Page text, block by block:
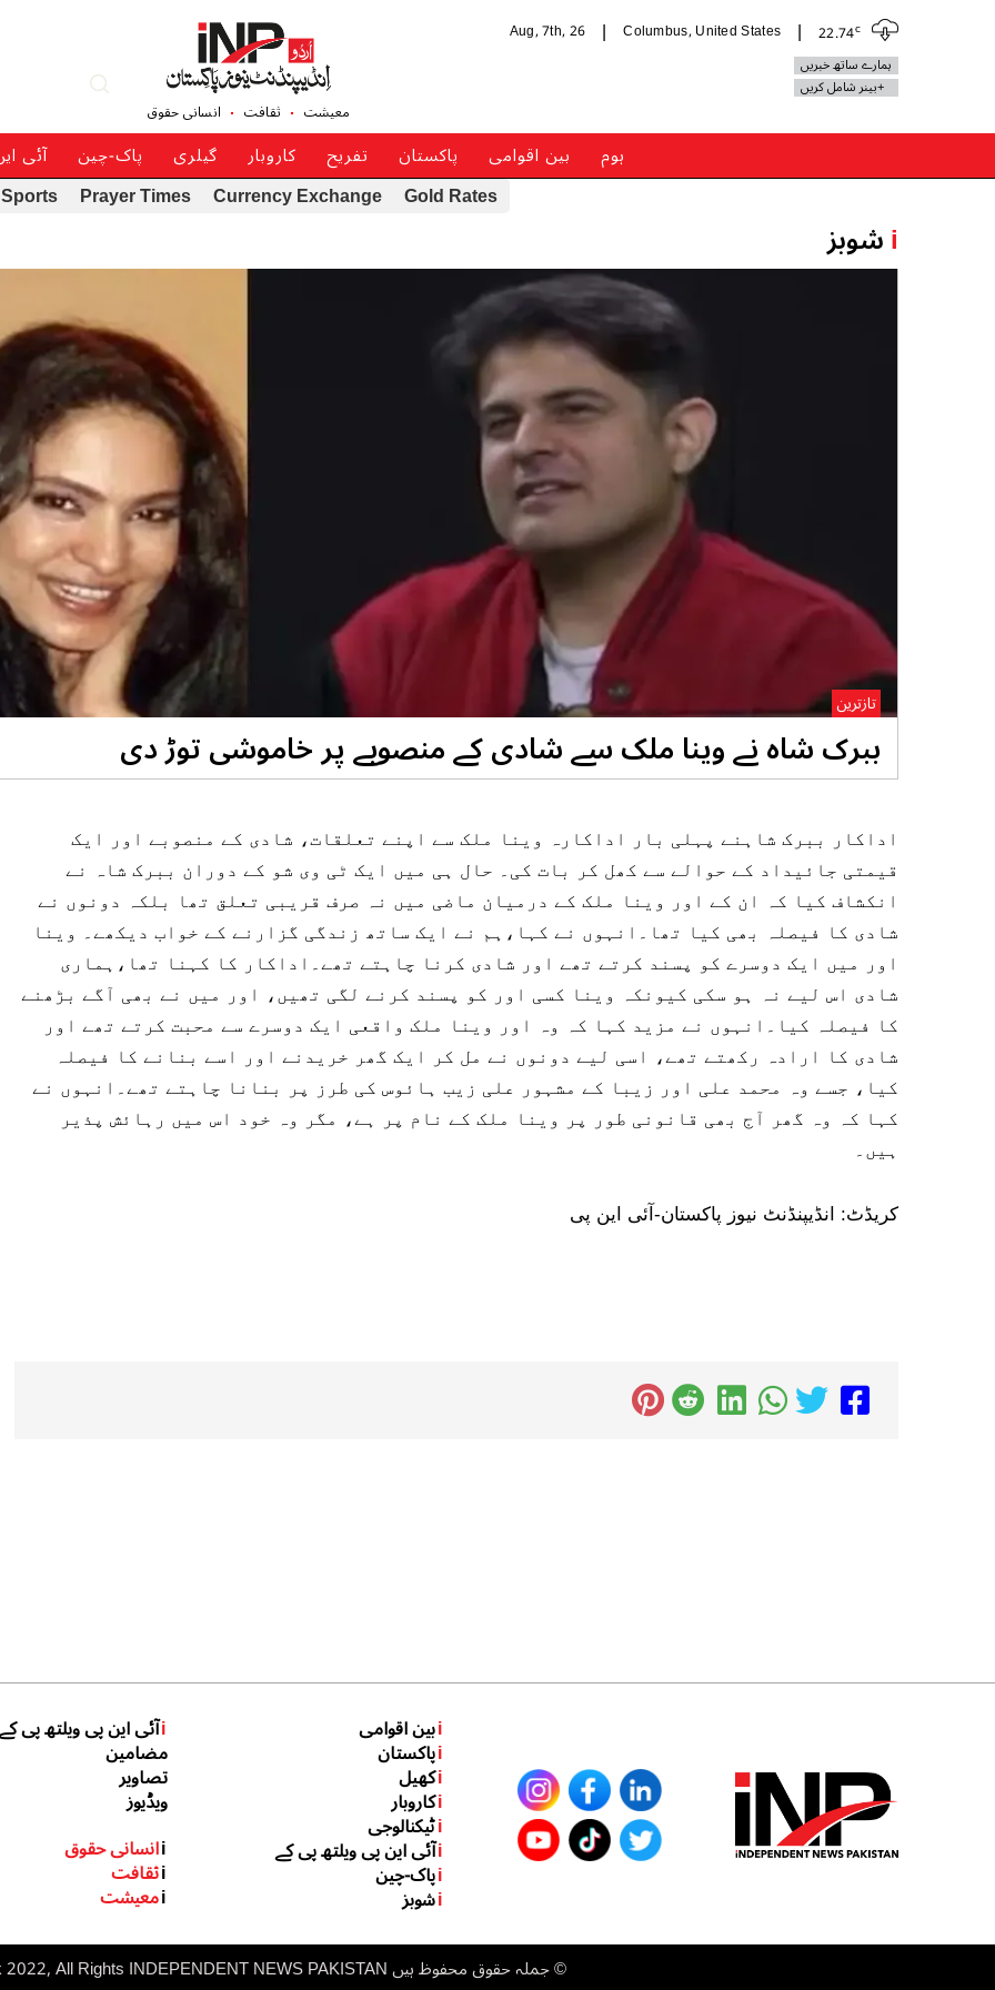
22.74c
Columbus, United States
Aug, 7th, 26
ہمارے ساتھ خبریں
+بینر شامل کریں
معیشت ثقافت انسانی حقوق
ہوم بین اقوامی پاکستان تفریح کاروبار گیلری پاک-چین آئی
Gold Rates
Currency Exchange
Prayer Times
Sports
iشوبز
ببرک شاہ نے وینا ملک سے شادی کے منصوبے پر خاموشی توڑ دی
تازترین
اداکار ببرک شاہنے پہلی بار اداکارہ وینا ملک سے اپنے تعلقات، شادی کے منصوبے اور ایک
قیمتی جائیداد کے حوالے سے کھل کر بات کی۔ حال ہی میں ایک ٹی وی شو کے دوران ببرک شاہ نے
انکشاف کیا کہ ان کے اور وینا ملک کے درمیان ماضی میں نہ صرف قریبی تعلق تھا بلکہ دونوں نے
شادی کا فیصلہ بھی کیا تھا۔انہوں نے کہا،ہم نے ایک ساتھ زندگی گزارنے کے خواب دیکھے۔ وینا
اور میں ایک دوسرے کو پسند کرتے تھے اور شادی کرنا چاہتے تھے۔اداکار کا کہنا تھا،ہماری
شادی اس لیے نہ ہو سکی کیونکہ وینا کسی اور کو پسند کرنے لگی تھیں، اور میں نے بھی آگے بڑھنے
کا فیصلہ کیا۔انہوں نے مزید کہا کہ وہ اور وینا ملک واقعی ایک دوسرے سے محبت کرتے تھے اور
شادی کا ارادہ رکھتے تھے، اسی لیے دونوں نے مل کر ایک گھر خریدنے اور اسے بنانے کا فیصلہ
کیا، جسے وہ محمد علی اور زیبا کے مشہور علی زیب ہائوس کی طرز پر بنانا چاہتے تھے۔انہوں نے
کہا کہ وہ گھر آج بھی قانونی طور پر وینا ملک کے نام پر ہے، مگر وہ خود اس میں رہائش پذیر
ہیں۔
کریڈٹ: انڈیپنڈنٹ نیوز پاکستان-آئی این پی
iبین اقوامی
iپاکستان
iکھیل
iکاروبار
iٹیکنالوجی
iآئی این پی ویلتھ پی کے
iپاک-چین
iشوبز
iآئی این پی ویلتھ پی کے
مضامین
تصاویر
ویڈیوز
iانسانی حقوق
iثقافت
iمعیشت
©جملہ حقوق محفوظ ہیں inp.net.pk 2022, All Rights INDEPENDENT NEWS PAKISTAN